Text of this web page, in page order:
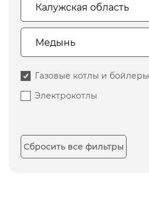
Газовые котлы и бойлеры
Электрокотлы
Сбросить все фильтры